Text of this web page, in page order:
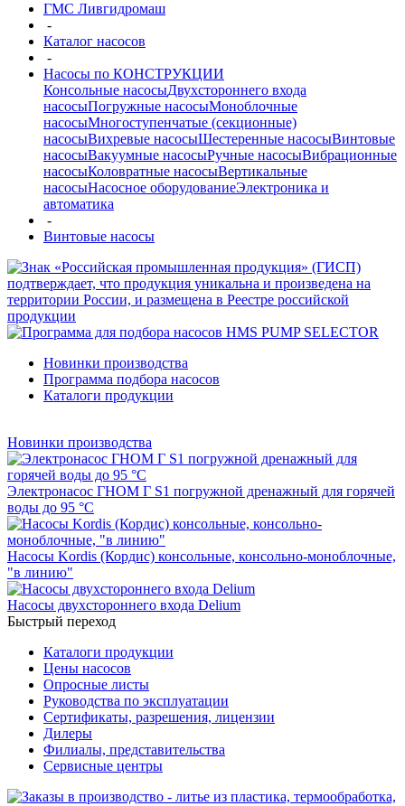
ГМС Ливгидромаш
-
Каталог насосов
-
Насосы по КОНСТРУКЦИИ
Консольные насосыДвухстороннего входа
насосыПогружные насосыМоноблочные
насосыМногоступенчатые (секционные)
насосыВихревые насосыШестеренные насосыВинтовые
насосыВакуумные насосыРучные насосыВибрационные
насосыКоловратные насосыВертикальные
насосыНасосное оборудованиеЭлектроника и
автоматика
-
Винтовые насосы
Новинки производства
Программа подбора насосов
Каталоги продукции
Новинки производства
Электронасос ГНОМ Г S1 погружной дренажный для горячей
воды до 95 °С
Насосы Kordis (Кордис) консольные, консольно-моноблочные,
"в линию"
Насосы двухстороннего входа Delium
Быстрый переход
Каталоги продукции
Цены насосов
Опросные листы
Руководства по эксплуатации
Сертификаты, разрешения, лицензии
Дилеры
Филиалы, представительства
Сервисные центры